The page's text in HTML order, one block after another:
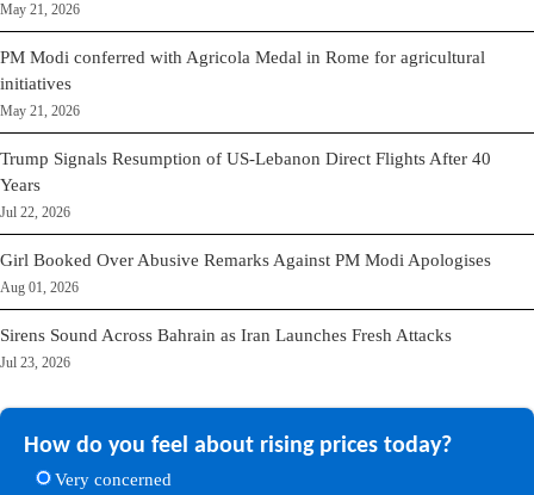
May 21, 2026
PM Modi conferred with Agricola Medal in Rome for agricultural
initiatives
May 21, 2026
Trump Signals Resumption of US-Lebanon Direct Flights After 40
Years
Jul 22, 2026
Girl Booked Over Abusive Remarks Against PM Modi Apologises
Aug 01, 2026
Sirens Sound Across Bahrain as Iran Launches Fresh Attacks
Jul 23, 2026
How do you feel about rising prices today?
Very concerned